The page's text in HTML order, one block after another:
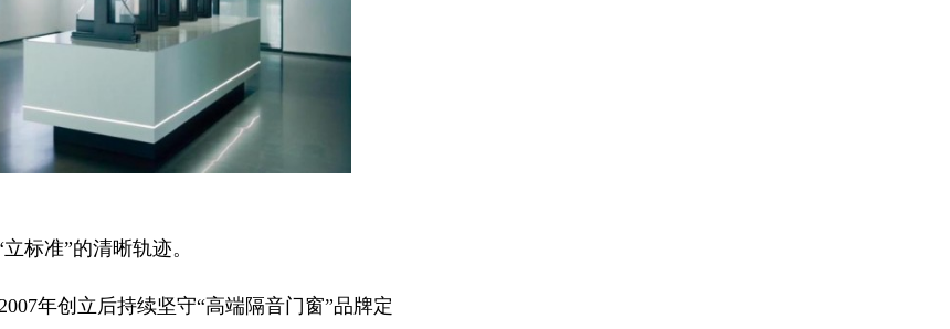
标准”的清晰轨迹。
年创立后持续坚守“高端隔音门窗”品牌定